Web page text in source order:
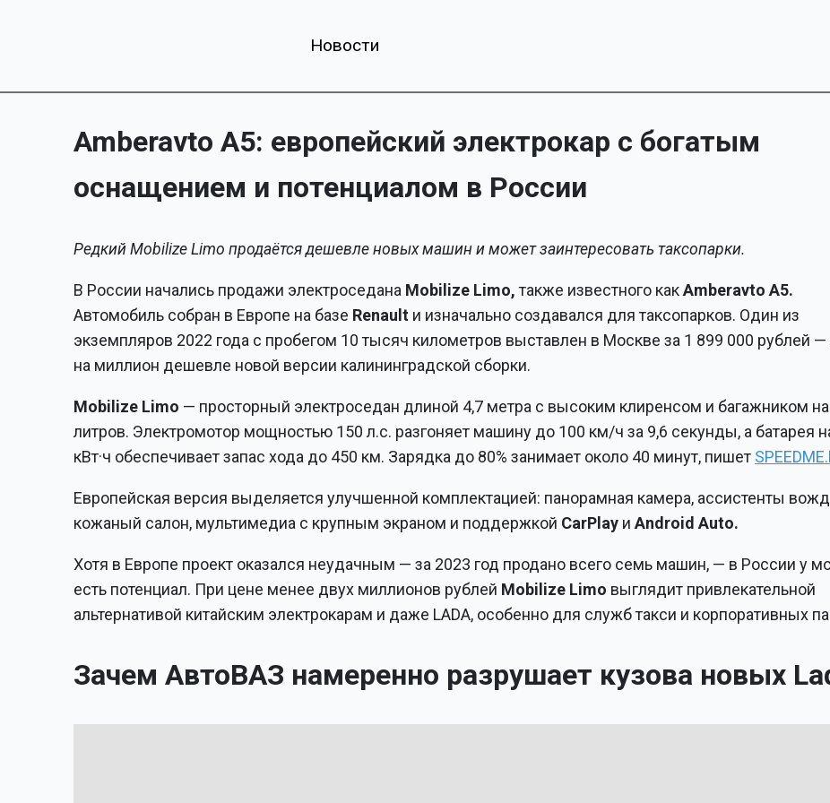
Новости
Amberavto A5: европейский электрокар с богатым
оснащением и потенциалом в России
Редкий Mobilize Limo продаётся дешевле новых машин и может заинтересовать таксопарки.
В России начались продажи электроседана Mobilize Limo,также известного какAmberavto A5.
Автомобиль собран в Европе на базе Renault и изначально создавался для таксопарков. Один из
экземпляров 2022 года с пробегом 10 тысяч километров выставлен в Москве за 1 899 000 рублей —
на миллион дешевле новой версии калининградской сборки.
Mobilize Limo — просторный электроседан длиной 4,7 метра с высоким клиренсом и багажником
литров. Электромотор мощностью 150 л.с. разгоняет машину до 100 км/ч за 9,6 секунды, а батарея
кВт·ч обеспечивает запас хода до 450 км. Зарядка до 80% занимает около 40 минут, пишет
Европейская версия выделяется улучшенной комплектацией: панорамная камера, ассистенты
кожаный салон, мультимедиа с крупным экраном и поддержкой CarPlay и Android Auto.
Хотя в Европе проект оказался неудачным — за 2023 год продано всего семь машин, — в России у
есть потенциал. При цене менее двух миллионов рублей Mobilize Limo выглядит привлекательной
альтернативой китайским электрокарам и даже LADA, особенно для служб такси и корпоративных
Зачем АвтоВАЗ намеренно разрушает кузова новых